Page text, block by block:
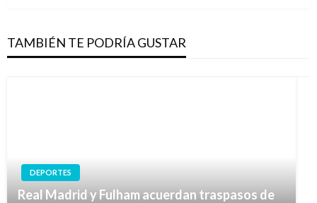
TAMBIÉN TE PODRÍA GUSTAR
DEPORTES
Real Madrid y Fulham acuerdan traspasos de